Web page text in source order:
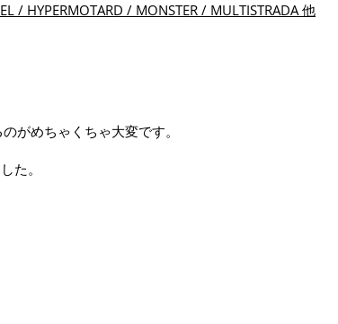
/ HYPERMOTARD / MONSTER / MULTISTRADA 他
がめちゃくちゃ大変です。
た。